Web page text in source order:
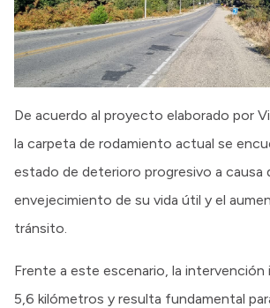
De acuerdo al proyecto elaborado por
la carpeta de rodamiento actual se
estado de deterioro progresivo a causa
envejecimiento de su vida útil y el
tránsito.
Frente a este escenario, la intervención
5,6 kilómetros y resulta fundamental